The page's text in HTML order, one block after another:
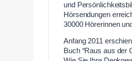
und
Hörsendungen
30000 Hörerinnen
Anfang 2011
Buch “Raus aus der